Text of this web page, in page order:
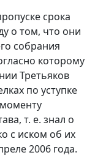
срока
о том, что они
собрания
которому
Третьяков
по уступке
т. е. знал о
с иском об их
2006 года.